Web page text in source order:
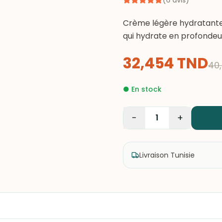
Crème légère
qui hydrate en
32,454TND
● En stock
− 1 +
Livraison Tunisie